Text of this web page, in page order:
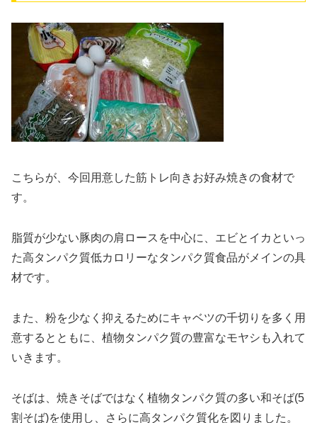
こちらが、今回用意した筋トレ向きお好み焼きの食材で
す。
脂質が少ない豚肉の肩ロースを中心に、エビとイカといっ
た高タンパク質低カロリーなタンパク質食品がメインの具
材です。
また、粉を少なく抑えるためにキャベツの千切りを多く用
意するとともに、植物タンパク質の豊富なモヤシも入れて
いきます。
そばは、焼きそばではなく植物タンパク質の多い和そば(5
割そば)を使用し、さらに高タンパク質化を図りました。